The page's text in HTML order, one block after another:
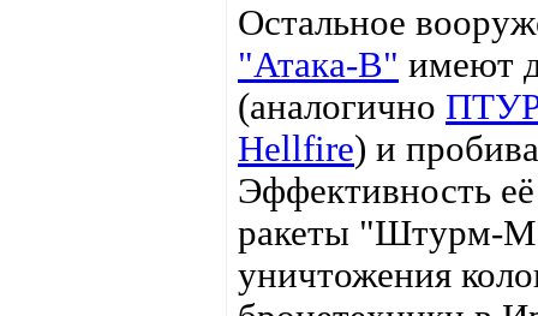
Остальное
"Атака-В" имеют
(аналогично
Hellfire) и
Эффективность
ракеты "Штурм-
уничтожения